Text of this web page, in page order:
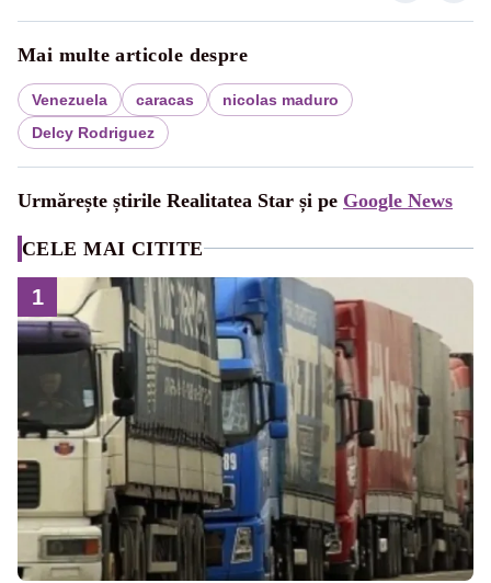
Mai multe articole despre
Venezuela caracas
nicolas maduro
Delcy Rodriguez
Urmărește știrile Realitatea Star și pe Google News
CELE MAI CITITE
1